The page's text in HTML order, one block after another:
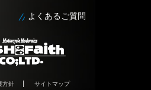
よくあるご質問
方針 サイトマップ